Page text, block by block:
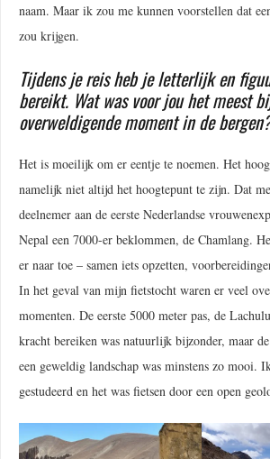
naam. Maar ik zou me kunnen voorstellen dat
zou krijgen.
Tijdens je reis heb je letterlijk en
bereikt. Wat was voor jou het meest
overweldigende moment in de
Het is moeilijk om er eentje te noemen. Het
namelijk niet altijd het hoogtepunt te zijn. Dat
deelnemer aan de eerste Nederlandse
Nepal een 7000-er beklommen, de Chamlang.
er naar toe – samen iets opzetten,
In het geval van mijn fietstocht waren er veel
momenten. De eerste 5000 meter pas, de
kracht bereiken was natuurlijk bijzonder, maar
een geweldig landschap was minstens zo mooi.
gestudeerd en het was fietsen door een open